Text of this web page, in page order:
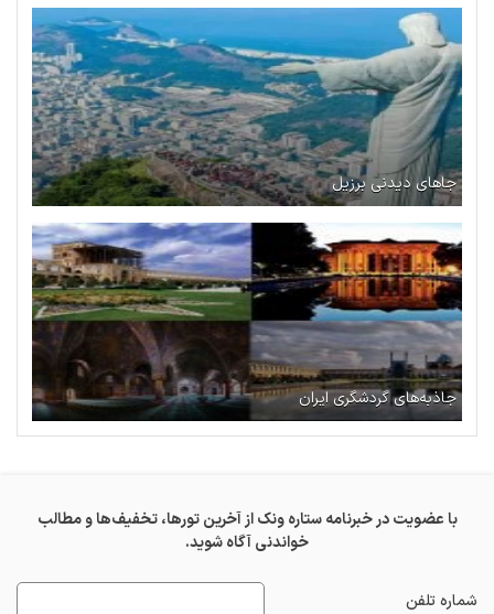
جاهای دیدنی برزیل
جاذبه‌های گردشگری ایران
با عضویت در خبرنامه ستاره ونک از آخرین تورها، تخفیف‌ها و مطالب
خواندنی آگاه شوید.
شماره تلفن